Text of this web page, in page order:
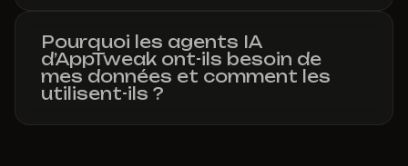
Pourquoi les agents IA
d’AppTweak ont-ils besoin de
mes données et comment les
utilisent-ils ?